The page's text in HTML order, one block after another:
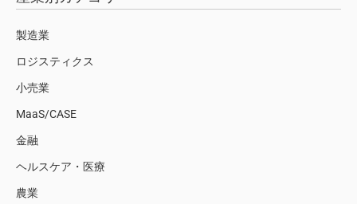
製造業
ロジスティクス
小売業
MaaS/CASE
金融
ヘルスケア・医療
農業